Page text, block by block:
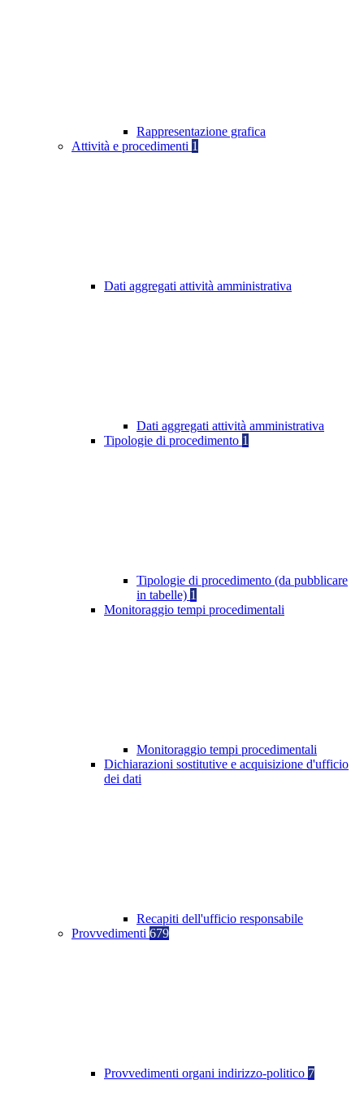
Rappresentazione grafica
Attività e procedimenti 1
Dati aggregati attività amministrativa
Dati aggregati attività amministrativa
Tipologie di procedimento 1
Tipologie di procedimento (da pubblicare
in tabelle) 1
Monitoraggio tempi procedimentali
Monitoraggio tempi procedimentali
Dichiarazioni sostitutive e acquisizione d'ufficio
dei dati
Recapiti dell'ufficio responsabile
Provvedimenti 679
Provvedimenti organi indirizzo-politico 7